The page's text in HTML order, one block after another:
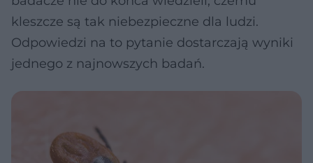
kleszcze są tak niebezpieczne dla ludzi.
Odpowiedzi na to pytanie dostarczają wyniki
jednego z najnowszych badań.